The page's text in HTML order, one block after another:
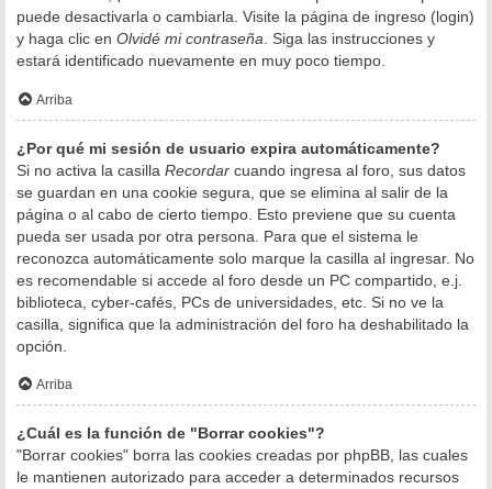
puede desactivarla o cambiarla. Visite la página de ingreso (login)
y haga clic en Olvidé mi contraseña. Siga las instrucciones y
estará identificado nuevamente en muy poco tiempo.
Arriba
¿Por qué mi sesión de usuario expira automáticamente?
Si no activa la casilla Recordar cuando ingresa al foro, sus datos
se guardan en una cookie segura, que se elimina al salir de la
página o al cabo de cierto tiempo. Esto previene que su cuenta
pueda ser usada por otra persona. Para que el sistema le
reconozca automáticamente solo marque la casilla al ingresar. No
es recomendable si accede al foro desde un PC compartido, e.j.
biblioteca, cyber-cafés, PCs de universidades, etc. Si no ve la
casilla, significa que la administración del foro ha deshabilitado la
opción.
Arriba
¿Cuál es la función de "Borrar cookies"?
"Borrar cookies" borra las cookies creadas por phpBB, las cuales
le mantienen autorizado para acceder a determinados recursos